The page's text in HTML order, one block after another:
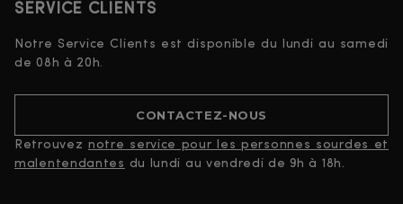
SERVICE CLIENTS
Notre Service Clients est disponible du lundi au samedi
de 08h à 20h.
CONTACTEZ-NOUS
Retrouvez notre service pour les personnes sourdes et
malentendantes du lundi au vendredi de 9h à 18h.